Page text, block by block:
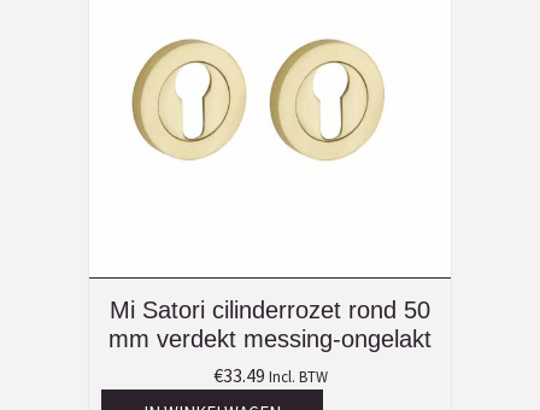
Mi Satori cilinderrozet rond 50
mm verdekt messing-ongelakt
€33.49 Incl. BTW